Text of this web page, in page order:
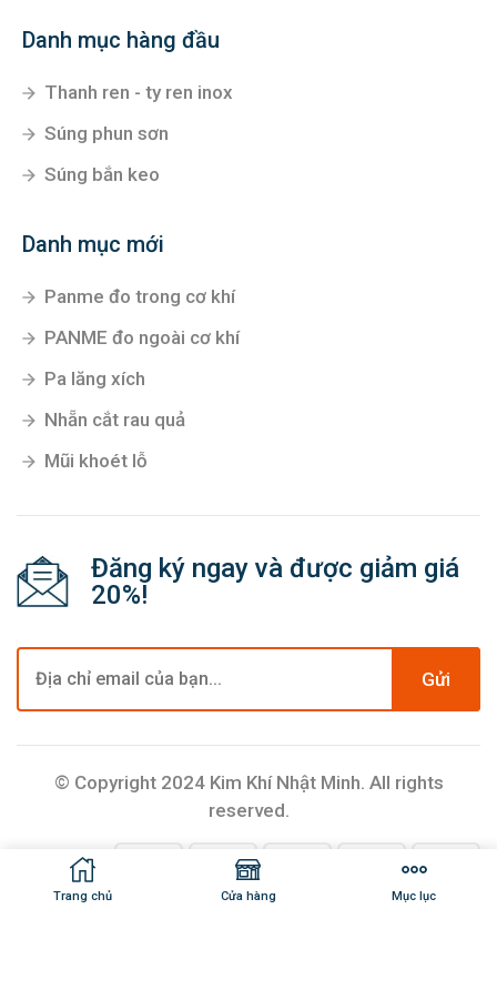
Trang chủ Cửa hàng Mục lục
Danh mục hàng đầu
Thanh ren - ty ren inox
Súng phun sơn
Súng bắn keo
Danh mục mới
Panme đo trong cơ khí
PANME đo ngoài cơ khí
Pa lăng xích
Nhẵn cắt rau quả
Mũi khoét lỗ
Đăng ký ngay và được giảm giá
20%!
Gửi
© Copyright 2024 Kim Khí Nhật Minh. All rights
reserved.